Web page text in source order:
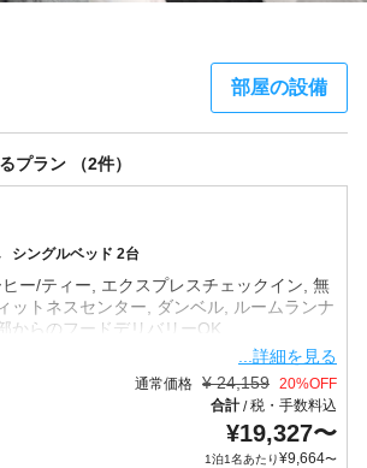
部屋の設備
プラン （2件）
シングルベッド 2台
ー/ティー, エクスプレスチェックイン, 無
ットネスセンター, ダンベル, ルームランナ
...詳細を見る
通常価格 ¥ 24,159 20%OFF
合計/税・手数料込
¥19,327〜
1泊1名あたり¥9,664〜